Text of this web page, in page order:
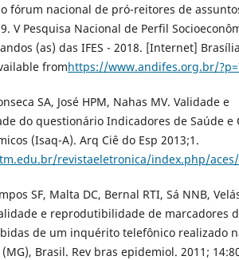
fórum nacional de pró-reitores de
V Pesquisa Nacional de Perfil
(as) das IFES - 2018. [Internet]
fromhttps://www.andifes.org.br/
SA, José HPM, Nahas MV. Validade e
do questionário Indicadores de Saúde e
(Isaq-A). Arq Ciê do Esp 2013;1.
revistaeletronica/index.php/
SF, Malta DC, Bernal RTI, Sá NNB,
e reprodutibilidade de marcadores
de um inquérito telefônico realizado
Brasil. Rev bras epidemiol. 2011;